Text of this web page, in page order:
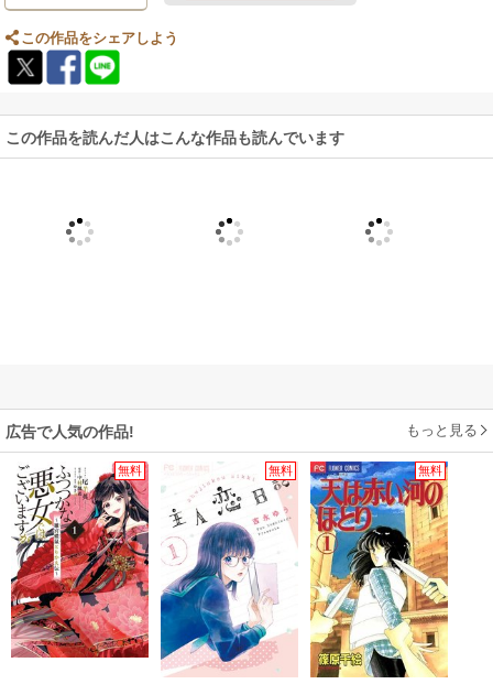
この作品をシェアしよう
この作品を読んだ人はこんな作品も読んでいます
広告で人気の作品! もっと見る
無料 無料 無料